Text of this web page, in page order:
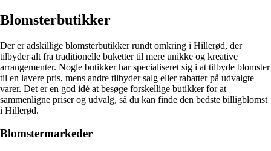
Blomsterbutikker
Der er adskillige blomsterbutikker rundt omkring i Hillerød, der
tilbyder alt fra traditionelle buketter til mere unikke og kreative
arrangementer. Nogle butikker har specialiseret sig i at tilbyde blomster
til en lavere pris, mens andre tilbyder salg eller rabatter på udvalgte
varer. Det er en god idé at besøge forskellige butikker for at
sammenligne priser og udvalg, så du kan finde den bedste billigblomst
i Hillerød.
Blomstermarkeder